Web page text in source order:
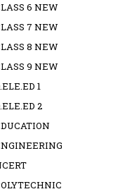
6 NEW
7 NEW
8 NEW
9 NEW
1
2